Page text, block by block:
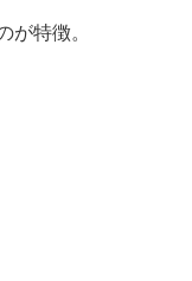
が特徴。